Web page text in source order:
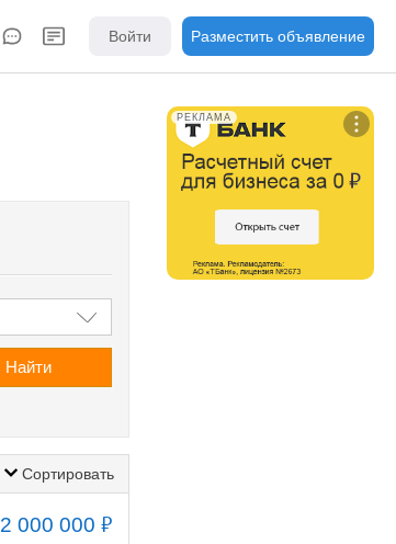
Войти Разместить объявление
Найти
Сортировать
2 000 000₽
РЕКЛАМА